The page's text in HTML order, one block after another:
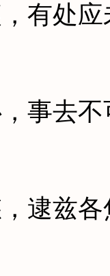
处应
去不
兹各